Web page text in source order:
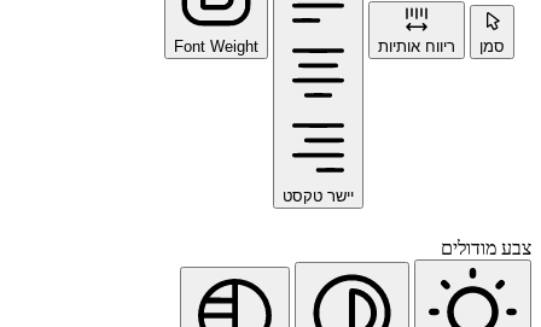
סמן ריווח אותיות
יישר טקסט
Font Weight
צבע מודולים